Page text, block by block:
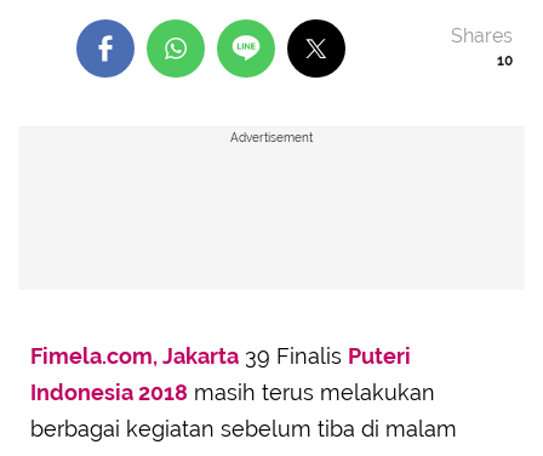
10
Shares
Advertisement
Fimela.com, Jakarta 39 Finalis Puteri
Indonesia 2018 masih terus melakukan
berbagai kegiatan sebelum tiba di malam